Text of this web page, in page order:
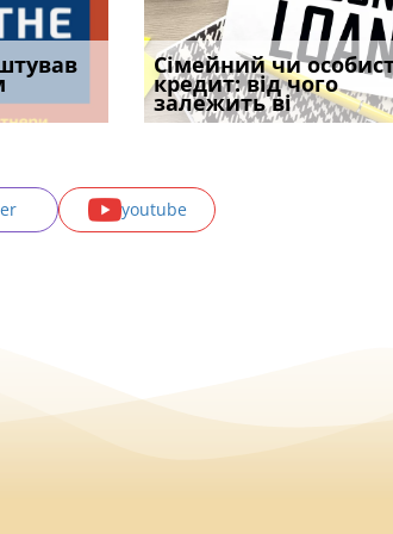
для Документи, на яких не
проставляється
апостиль: пер
Огляд практики ВС від
Ростислава Кравця, що
опублі
році:
Сімейний чи
кредит: від чого
залежить ві
Восьмий ААС
підтвердив, що
може скас
youtube